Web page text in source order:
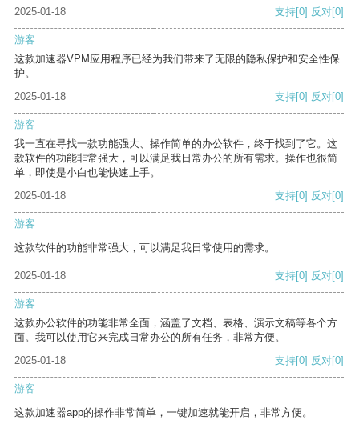
2025-01-18 支持[0] 反对[0]
游客
这款加速器VPM应用程序已经为我们带来了无限的隐私保护和安全性保
护。
2025-01-18
支持[0] 反对[0]
游客
我一直在寻找一款功能强大、操作简单的办公软件，终于找到了它。这
款软件的功能非常强大，可以满足我日常办公的所有需求。操作也很简
单，即使是小白也能快速上手。
2025-01-18
支持[0] 反对[0]
游客
这款软件的功能非常强大，可以满足我日常使用的需求。
2025-01-18 支持[0] 反对[0]
游客
这款办公软件的功能非常全面，涵盖了文档、表格、演示文稿等各个方
面。我可以使用它来完成日常办公的所有任务，非常方便。
2025-01-18
支持[0] 反对[0]
游客
这款加速器app的操作非常简单，一键加速就能开启，非常方便。